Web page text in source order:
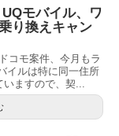
モバイル、ワ
り換えキャン
コモ案件、今月もラ
イルは特に同一住所
いますので、契...